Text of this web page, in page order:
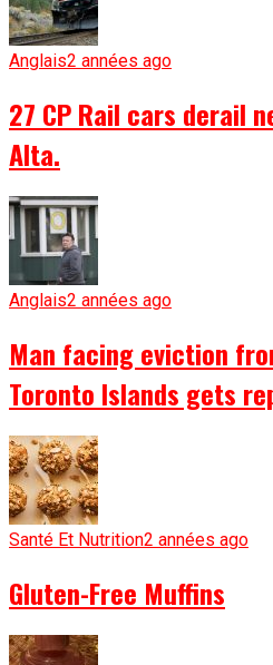
Anglais2 années ago
27 CP Rail cars derail
Alta.
Anglais2 années ago
Man facing eviction
Toronto Islands gets
Santé Et Nutrition2 années ago
Gluten-Free Muffins